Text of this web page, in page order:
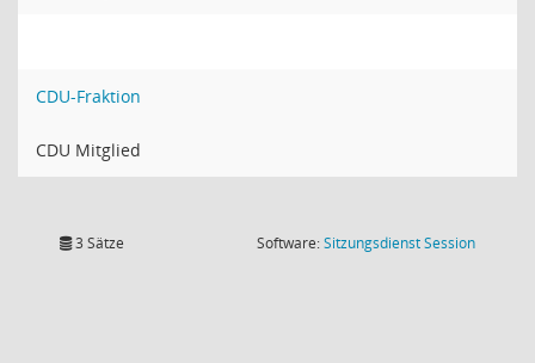
CDU-Fraktion
CDU Mitglied
3 Sätze Software:SitzungsdienstSession(Wird in